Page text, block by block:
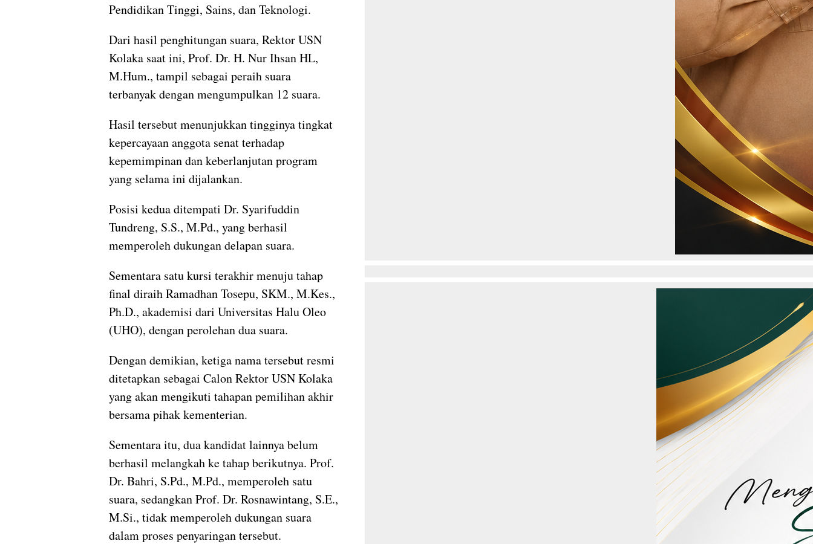
Pendidikan Tinggi, Sains, dan Teknologi.
Dari hasil penghitungan suara, Rektor USN
Kolaka saat ini, Prof. Dr. H. Nur Ihsan HL,
M.Hum., tampil sebagai peraih suara
terbanyak dengan mengumpulkan 12 suara.
Hasil tersebut menunjukkan tingginya tingkat
kepercayaan anggota senat terhadap
kepemimpinan dan keberlanjutan program
yang selama ini dijalankan.
Posisi kedua ditempati Dr. Syarifuddin
Tundreng, S.S., M.Pd., yang berhasil
memperoleh dukungan delapan suara.
Sementara satu kursi terakhir menuju tahap
final diraih Ramadhan Tosepu, SKM., M.Kes.,
Ph.D., akademisi dari Universitas Halu Oleo
(UHO), dengan perolehan dua suara.
Dengan demikian, ketiga nama tersebut resmi
ditetapkan sebagai Calon Rektor USN Kolaka
yang akan mengikuti tahapan pemilihan akhir
bersama pihak kementerian.
Sementara itu, dua kandidat lainnya belum
berhasil melangkah ke tahap berikutnya. Prof.
Dr. Bahri, S.Pd., M.Pd., memperoleh satu
suara, sedangkan Prof. Dr. Rosnawintang, S.E.,
M.Si., tidak memperoleh dukungan suara
dalam proses penyaringan tersebut.